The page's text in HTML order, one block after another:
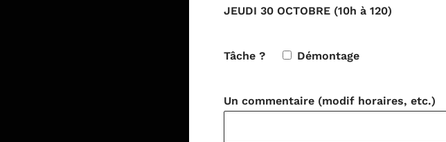
JEUDI 30 OCTOBRE (10h à 120)
Tâche ? Démontage
Un commentaire (modif horaires, etc.)